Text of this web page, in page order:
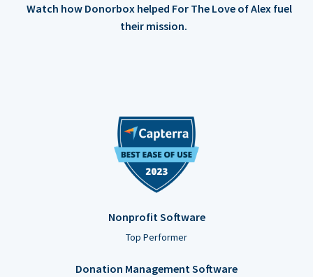
Watch how Donorbox helped For The Love of Alex fuel
their mission.
Nonprofit Software
Top Performer
Donation Management Software